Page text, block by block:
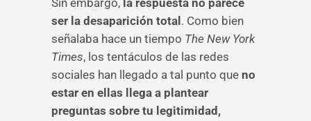
Sin embargo, la respuesta no parece
ser la desaparición total . Como bien
señalaba hace un tiempo The New York
Times, los tentáculos de las redes
sociales han llegado a tal punto que no
estar en ellas llega a plantear
preguntas sobre tu legitimidad,